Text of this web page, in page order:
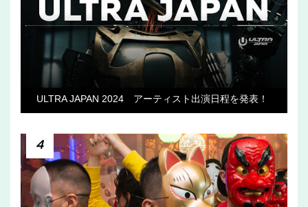
ULTRA JAPAN 2024 アーティスト出演日程を発表！
4